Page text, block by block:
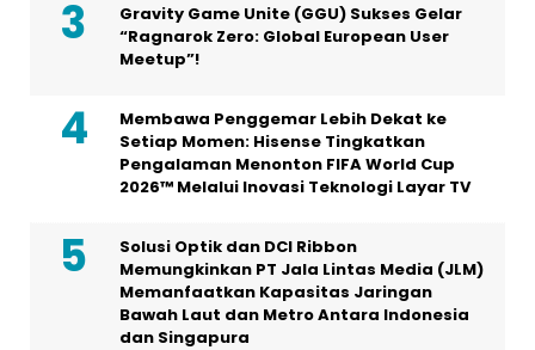
Gravity Game Unite (GGU) Sukses Gelar
“Ragnarok Zero: Global European User
Meetup”!
Membawa Penggemar Lebih Dekat ke
Setiap Momen: Hisense Tingkatkan
Pengalaman Menonton FIFA World Cup
2026™ Melalui Inovasi Teknologi Layar TV
Solusi Optik dan DCI Ribbon
Memungkinkan PT Jala Lintas Media (JLM)
Memanfaatkan Kapasitas Jaringan
Bawah Laut dan Metro Antara Indonesia
dan Singapura